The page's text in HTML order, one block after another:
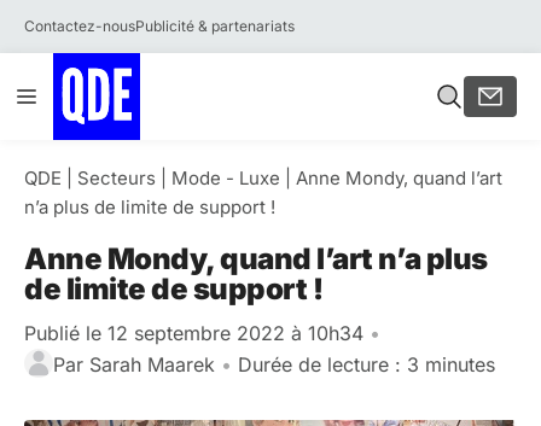
Contactez-nousPublicité & partenariats
au
contenu
Menu
QDE Secteurs Mode - Luxe
Anne Mondy, quand l’art
n’a plus de limite de support !
Anne Mondy, quand l’art n’a plus
de limite de support !
Publié le 12 septembre 2022 à 10h34 •
Par Sarah Maarek • Durée de lecture : 3 minutes